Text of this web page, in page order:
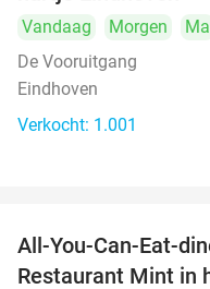
Vandaag Morgen Ma
De Vooruitgang
Eindhoven
Verkocht: 1.001
All-You-Can-Eat-
Restaurant Mint in